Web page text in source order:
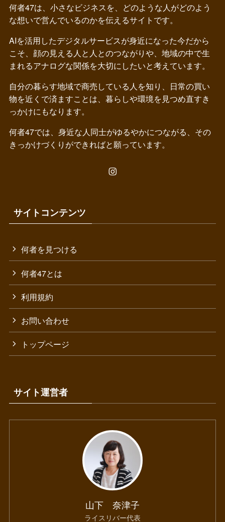
何者47は、小さなビジネスを、どのような人がどのよう
な想いで営んでいるのかを伝えるサイトです。
AIを活用したデジタルサービスが身近になった今だから
こそ、顔の見える人と人とのつながりや、地域の中で生
まれるアナログな関係を大切にしたいと考えています。
自分の暮らす地域で商売している人を知り、日常の買い
物を近くで済ますことは、暮らしや環境を見つめ直すき
っかけにもなります。
何者47では、身近な人同士がゆるやかにつながる、その
きっかけづくりができればと願っています。
サイトコンテンツ
何者を見つける
何者47とは
利用規約
お問い合わせ
トップページ
サイト運営者
山下 奈津子
ライスリバー代表